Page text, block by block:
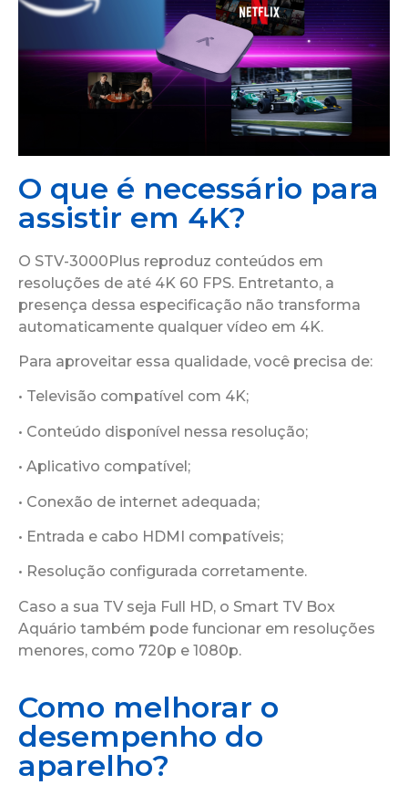
O que é necessário para
assistir em 4K?
O STV-3000Plus reproduz conteúdos em
resoluções de até 4K 60 FPS. Entretanto, a
presença dessa especificação não transforma
automaticamente qualquer vídeo em 4K.
Para aproveitar essa qualidade, você precisa de:
• Televisão compatível com 4K;
• Conteúdo disponível nessa resolução;
• Aplicativo compatível;
• Conexão de internet adequada;
• Entrada e cabo HDMI compatíveis;
• Resolução configurada corretamente.
Caso a sua TV seja Full HD, o Smart TV Box
Aquário também pode funcionar em resoluções
menores, como 720p e 1080p.
Como melhorar o
desempenho do
aparelho?